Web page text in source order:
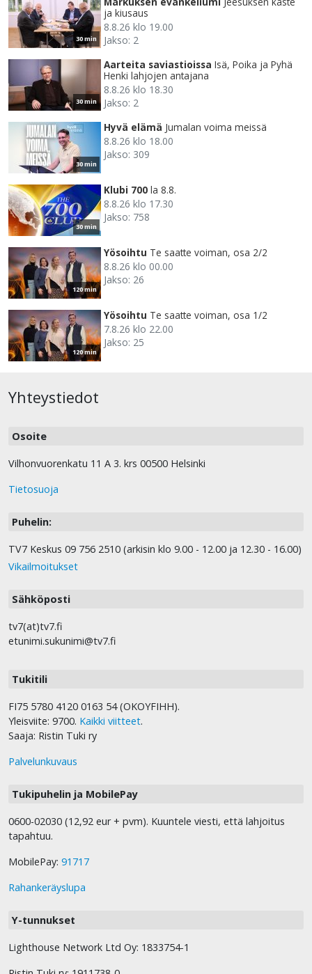
30 min
ja kiusaus
8.8.26 klo 19.00
Jakso: 2
30 min
Aarteita saviastioissa Isä, Poika ja Pyhä
Henki lahjojen antajana
8.8.26 klo 18.30
Jakso: 2
30 min
Hyvä elämä Jumalan voima meissä
8.8.26 klo 18.00
Jakso: 309
30 min
Klubi 700 la 8.8.
8.8.26 klo 17.30
Jakso: 758
120 min
Yösoihtu Te saatte voiman, osa 2/2
8.8.26 klo 00.00
Jakso: 26
120 min
Yösoihtu Te saatte voiman, osa 1/2
7.8.26 klo 22.00
Jakso: 25
Yhteystiedot
Osoite
Vilhonvuorenkatu 11 A 3. krs 00500 Helsinki
Tietosuoja
Puhelin:
TV7 Keskus 09 756 2510 (arkisin klo 9.00 - 12.00 ja 12.30 - 16.00)
Vikailmoitukset
Sähköposti
tv7(at)tv7.fi
etunimi.sukunimi@tv7.fi
Tukitili
FI75 5780 4120 0163 54 (OKOYFIHH).
Yleisviite: 9700. Kaikki viitteet.
Saaja: Ristin Tuki ry
Palvelunkuvaus
Tukipuhelin ja MobilePay
0600-02030 (12,92 eur + pvm). Kuuntele viesti, että lahjoitus
tapahtuu.
MobilePay: 91717
Rahankeräyslupa
Y-tunnukset
Lighthouse Network Ltd Oy: 1833754-1